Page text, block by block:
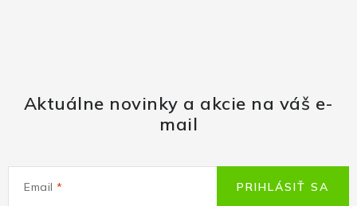
Aktuálne novinky a akcie na váš e-
mail
Email PRIHLÁSIŤ SA